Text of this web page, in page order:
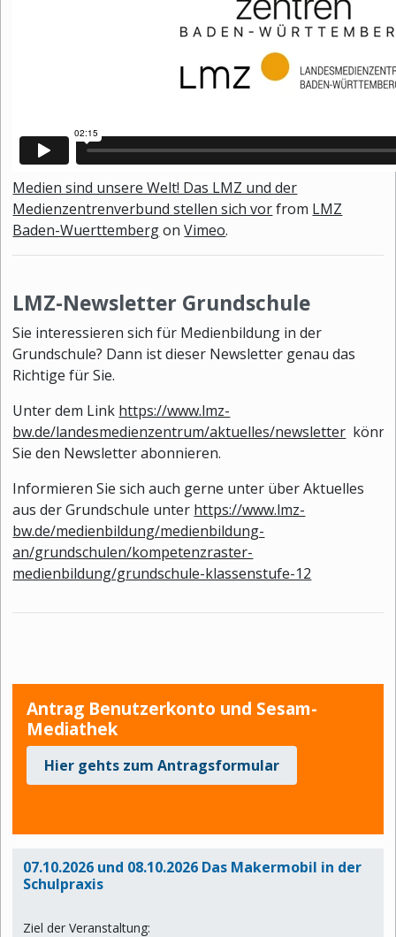
Medien sind unsere Welt! Das LMZ und der
Medienzentrenverbund stellen sich vorfrom LMZ
Baden-WuerttembergonVimeo.
LMZ-Newsletter Grundschule
Sie interessieren sich für Medienbildung in der
Grundschule? Dann ist dieser Newsletter genau das
Richtige für Sie.
Unter dem Link https://www.lmz-
bw.de/landesmedienzentrum/aktuelles/newsletter
Sie den Newsletter abonnieren.
Informieren Sie sich auch gerne unter über Aktuelles
aus der Grundschule unter https://www.lmz-
bw.de/medienbildung/medienbildung-
an/grundschulen/kompetenzraster-
medienbildung/grundschule-klassenstufe-12
Antrag Benutzerkonto und Sesam-
Mediathek
Hier gehts zum Antragsformular
07.10.2026 und 08.10.2026 Das Makermobil in der
Schulpraxis
Ziel der Veranstaltung: